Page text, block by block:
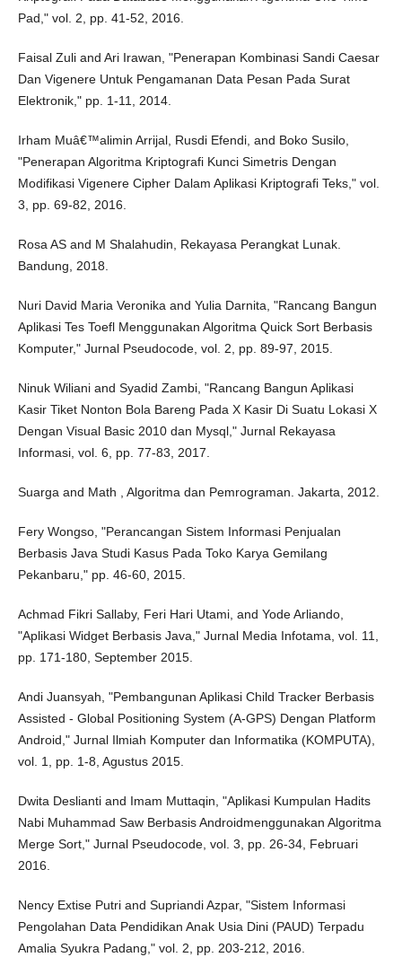
Pad," vol. 2, pp. 41-52, 2016.
Faisal Zuli and Ari Irawan, "Penerapan Kombinasi Sandi Caesar
Dan Vigenere Untuk Pengamanan Data Pesan Pada Surat
Elektronik," pp. 1-11, 2014.
Irham Muâ€™alimin Arrijal, Rusdi Efendi, and Boko Susilo,
"Penerapan Algoritma Kriptografi Kunci Simetris Dengan
Modifikasi Vigenere Cipher Dalam Aplikasi Kriptografi Teks," vol.
3, pp. 69-82, 2016.
Rosa AS and M Shalahudin, Rekayasa Perangkat Lunak.
Bandung, 2018.
Nuri David Maria Veronika and Yulia Darnita, "Rancang Bangun
Aplikasi Tes Toefl Menggunakan Algoritma Quick Sort Berbasis
Komputer," Jurnal Pseudocode, vol. 2, pp. 89-97, 2015.
Ninuk Wiliani and Syadid Zambi, "Rancang Bangun Aplikasi
Kasir Tiket Nonton Bola Bareng Pada X Kasir Di Suatu Lokasi X
Dengan Visual Basic 2010 dan Mysql," Jurnal Rekayasa
Informasi, vol. 6, pp. 77-83, 2017.
Suarga and Math , Algoritma dan Pemrograman. Jakarta, 2012.
Fery Wongso, "Perancangan Sistem Informasi Penjualan
Berbasis Java Studi Kasus Pada Toko Karya Gemilang
Pekanbaru," pp. 46-60, 2015.
Achmad Fikri Sallaby, Feri Hari Utami, and Yode Arliando,
"Aplikasi Widget Berbasis Java," Jurnal Media Infotama, vol. 11,
pp. 171-180, September 2015.
Andi Juansyah, "Pembangunan Aplikasi Child Tracker Berbasis
Assisted - Global Positioning System (A-GPS) Dengan Platform
Android," Jurnal Ilmiah Komputer dan Informatika (KOMPUTA),
vol. 1, pp. 1-8, Agustus 2015.
Dwita Deslianti and Imam Muttaqin, "Aplikasi Kumpulan Hadits
Nabi Muhammad Saw Berbasis Androidmenggunakan Algoritma
Merge Sort," Jurnal Pseudocode, vol. 3, pp. 26-34, Februari
2016.
Nency Extise Putri and Supriandi Azpar, "Sistem Informasi
Pengolahan Data Pendidikan Anak Usia Dini (PAUD) Terpadu
Amalia Syukra Padang," vol. 2, pp. 203-212, 2016.